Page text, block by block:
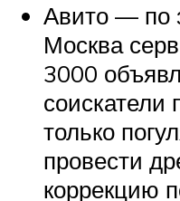
Авито — по
Москва
3000
соискатели
только
провести
коррекцию